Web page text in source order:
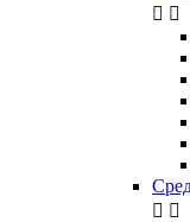
 
 